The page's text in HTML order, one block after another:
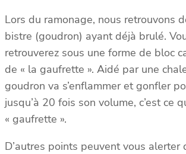
Lors du ramonage, nous retrouvons
bistre (goudron) ayant déjà brulé.
retrouverez sous une forme de bloc
de « la gaufrette ». Aidé par une
goudron va s’enflammer et gonfler
jusqu’à 20 fois son volume, c’est ce
« gaufrette ».
D’autres points peuvent vous alerter